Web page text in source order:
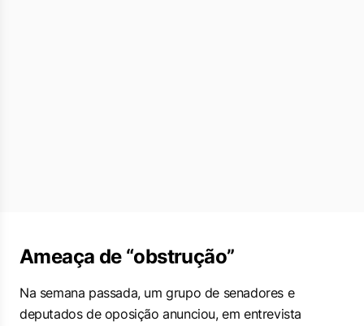
Ameaça de “obstrução”
Na semana passada, um grupo de senadores e
deputados de oposição anunciou, em entrevista